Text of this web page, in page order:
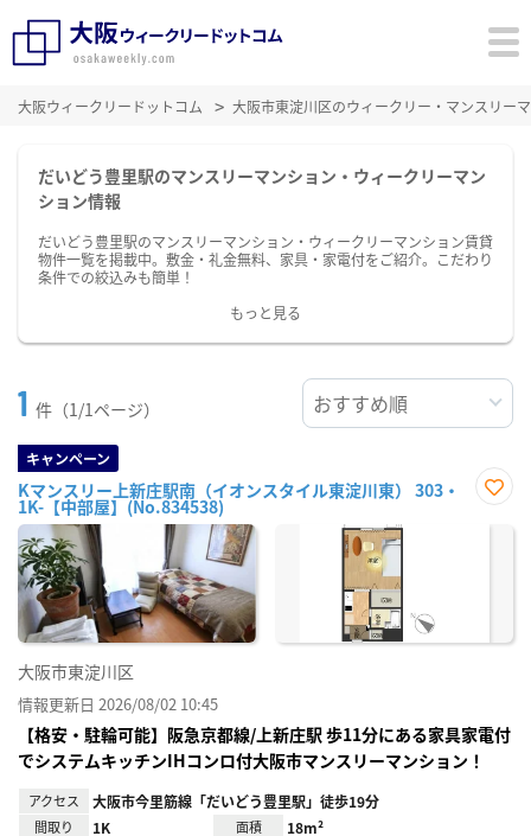
大阪ウィークリードットコム 大阪市東淀川区のウィークリー・マンスリー
だいどう豊里駅のマンスリーマンション・ウィークリーマン
ション情報
だいどう豊里駅のマンスリーマンション・ウィークリーマンション賃貸
物件一覧を掲載中。敷金・礼金無料、家具・家電付をご紹介。こだわり
条件での絞込みも簡単！
もっと見る
1 件（1/1ページ）
キャンペーン
Kマンスリー上新庄駅南（イオンスタイル東淀川東） 303・
1K-【中部屋】(No.834538)
に入
大阪市東淀川区
情報更新日 2026/08/02 10:45
【格安・駐輪可能】阪急京都線/上新庄駅 歩11分にある家具家電付
でシステムキッチンIHコンロ付大阪市マンスリーマンション！
アクセス 大阪市今里筋線「だいどう豊里駅」徒歩19分
間取り 1K 面積 18m²